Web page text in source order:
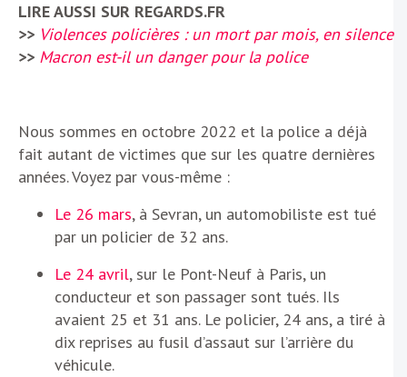
LIRE AUSSI SUR REGARDS.FR
>> Violences policières : un mort par mois, en silence
>> Macron est-il un danger pour la police
Nous sommes en octobre 2022 et la police a déjà
fait autant de victimes que sur les quatre dernières
années. Voyez par vous-même :
Le 26 mars, à Sevran, un automobiliste est tué
par un policier de 32 ans.
Le 24 avril, sur le Pont-Neuf à Paris, un
conducteur et son passager sont tués. Ils
avaient 25 et 31 ans. Le policier, 24 ans, a tiré à
dix reprises au fusil d’assaut sur l’arrière du
véhicule.